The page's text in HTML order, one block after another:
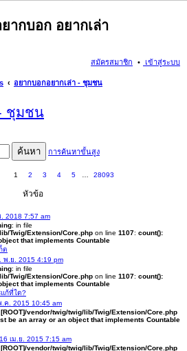
ากบอก อยากเล่า
เข้าสู่ระบบ
สมัครสมาชิก
อยากบอกอยากเล่า - ชุมชน
ชุมชน
ค้นหา การค้นหาขั้นสูง
1 2 3 4 5 28093
หัวข้อ
2018 7:57 am
: in file
Twig/Extension/Core.php on line 1107: count():
that implements Countable
ต
พ.ย. 2015 4:19 pm
: in file
Twig/Extension/Core.php on line 1107: count():
that implements Countable
ก้ที่ใด?
.ค. 2015 10:45 am
[ROOT]/vendor/twig/twig/lib/Twig/Extension/Core.php
be an array or an object that implements Countable
เม.ย. 2015 7:15 am
[ROOT]/vendor/twig/twig/lib/Twig/Extension/Core.php